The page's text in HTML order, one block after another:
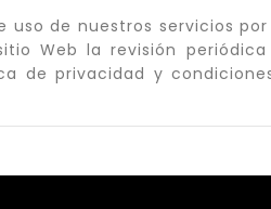
uso de nuestros servicios
Web la revisión
de privacidad y